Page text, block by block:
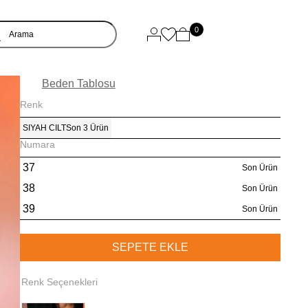
0
Beden Tablosu
Renk
SIYAH CILTSon 3 Ürün
Numara
37 Son Ürün
38 Son Ürün
39 Son Ürün
Renk Seçenekleri